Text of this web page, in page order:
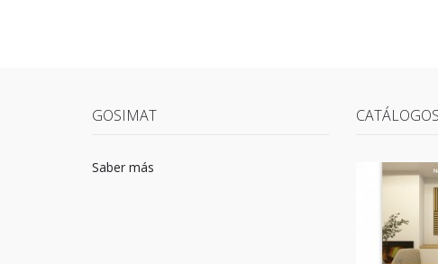
GOSIMAT
Saber más
CATÁLOGOS